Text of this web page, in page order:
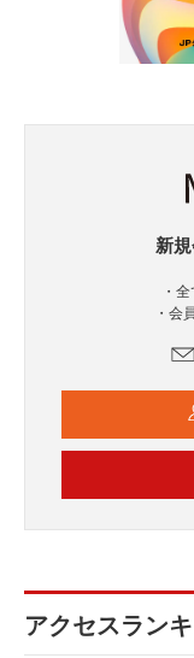
新
・
・会
アクセスラン